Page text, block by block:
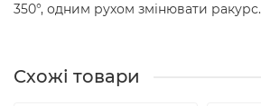
350°, одним рухом змінювати ракурс.
Схожі товари